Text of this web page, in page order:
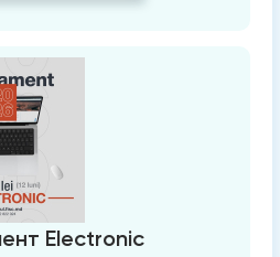
Electronic